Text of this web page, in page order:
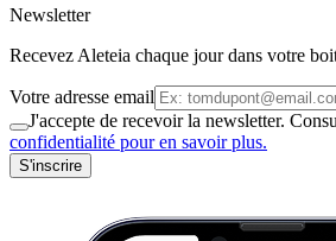
Newsletter
Recevez Aleteia chaque jour dans votre
Votre adresse email
J'accepte de recevoir la newsletter.
confidentialité pour en savoir plus.
S'inscrire